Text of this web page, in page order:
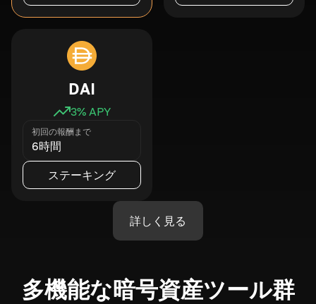
DAI
3% APY
初回の報酬まで
6時間
ステーキング
詳しく見る
多機能な暗号資産ツール群